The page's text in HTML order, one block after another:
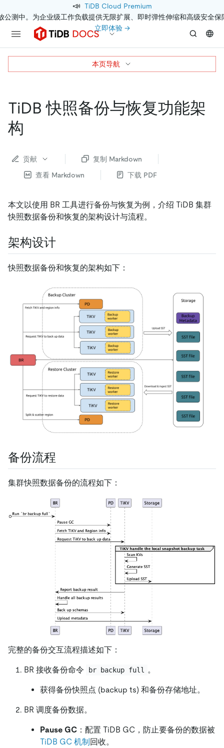
📣 TiDB Cloud Premium
公测中。为企业级工作负载提供无限扩展、即时弹性伸缩和高级安全保
立即体验 →
TiDB 快照备份与恢复功能架
构
贡献
复制 Markdown
查看 Markdown
下载 PDF
本文以使用 BR 工具进行备份与恢复为例，介绍 TiDB 集群
快照数据备份和恢复的架构设计与流程。
架构设计
快照数据备份和恢复的架构如下：
备份流程
集群快照数据备份的流程如下：
完整的备份交互流程描述如下：
BR 接收备份命令 br backup full 。
获得备份快照点 (backup ts) 和备份存储地址。
BR 调度备份数据。
Pause GC ：配置 TiDB GC，防止要备份的数据被
TiDB GC 机制回收。
本页导航